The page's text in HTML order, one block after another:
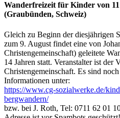
Wanderfreizeit für Kinder von
(Graubünden, Schweiz)
Gleich zu Beginn der diesjährigen
zum 9. August findet eine von
Christengemeinschaft) geleitete
14 Jahren statt. Veranstalter ist der
Christengemeinschaft. Es sind
Informationen unter:
https://www.cg-sozialwerke.de/
bergwandern/
bzw. bei J. Roth, Tel: 0711 62 01